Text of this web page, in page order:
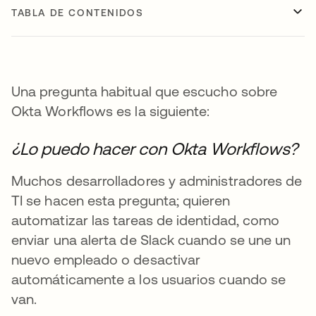
TABLA DE CONTENIDOS
Una pregunta habitual que escucho sobre
Okta Workflows es la siguiente:
¿Lo puedo hacer con Okta Workflows?
Muchos desarrolladores y administradores de
TI se hacen esta pregunta; quieren
automatizar las tareas de identidad, como
enviar una alerta de Slack cuando se une un
nuevo empleado o desactivar
automáticamente a los usuarios cuando se
van.